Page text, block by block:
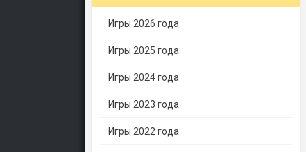
Игры 2026 года
Игры 2025 года
Игры 2024 года
Игры 2023 года
Игры 2022 года